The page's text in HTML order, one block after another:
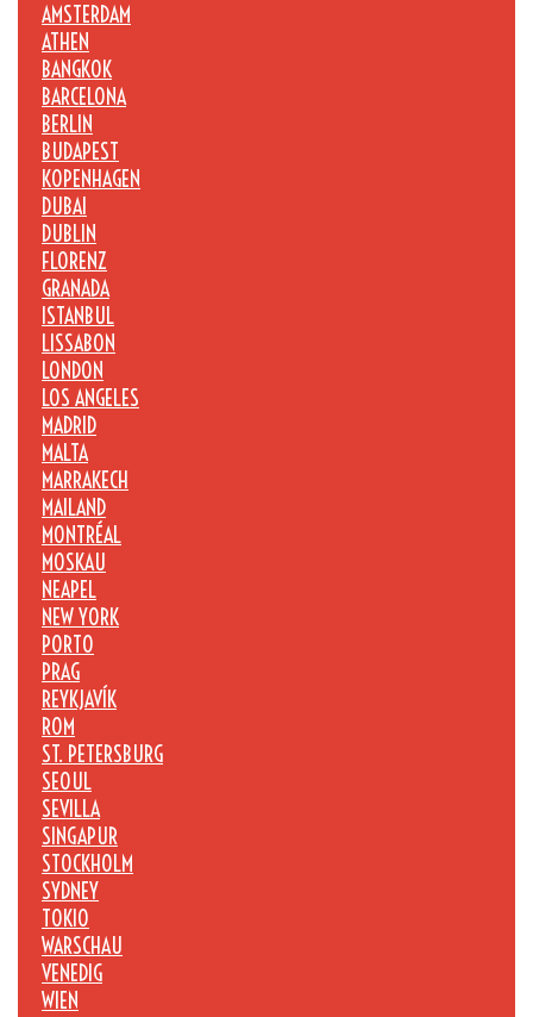
AMSTERDAM
ATHEN
BANGKOK
BARCELONA
BERLIN
BUDAPEST
KOPENHAGEN
DUBAI
DUBLIN
FLORENZ
GRANADA
ISTANBUL
LISSABON
LONDON
LOS ANGELES
MADRID
MALTA
MARRAKECH
MAILAND
MONTRÉAL
MOSKAU
NEAPEL
NEW YORK
PORTO
PRAG
REYKJAVÍK
ROM
ST. PETERSBURG
SEOUL
SEVILLA
SINGAPUR
STOCKHOLM
SYDNEY
TOKIO
WARSCHAU
VENEDIG
WIEN